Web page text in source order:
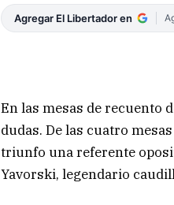
Agregar El Libertador en
En las mesas de recuento
dudas. De las cuatro
triunfo una referente
Yavorski, legendario